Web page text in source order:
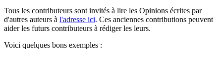
Tous les contributeurs sont invités à lire les Opinions écrites par
d'autres auteurs à l'adresse ici. Ces anciennes contributions peuvent
aider les futurs contributeurs à rédiger les leurs.
Voici quelques bons exemples :